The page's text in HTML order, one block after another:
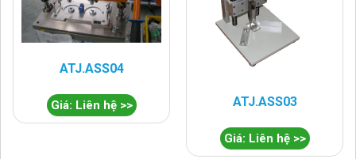
ATJ.ASS04
Giá: Liên hệ >> ATJ.ASS03
Giá: Liên hệ >>